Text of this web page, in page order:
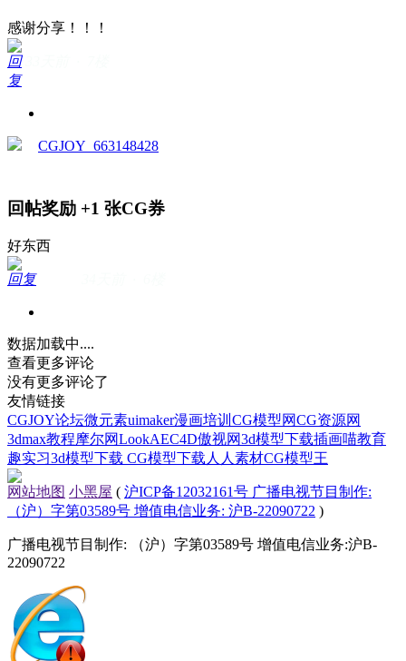
感谢分享！！！
回
复
CGJOY_663148428
回帖奖励 +1 张CG券
好东西
回复
数据加载中....
查看更多评论
没有更多评论了
友情链接
CGJOY论坛微元素uimaker漫画培训 CG模型网CG资源网
3dmax教程摩尔网LookAEC4D傲视网3d模型下载插画喵教育
趣实习3d模型下载 CG模型下载 人人素材CG模型王
网站地图 小黑屋 ( 沪ICP备12032161号 广播电视节目制作:
（沪）字第03589号 增值电信业务: 沪B-22090722 )
广播电视节目制作: （沪）字第03589号 增值电信业务:沪B-
22090722